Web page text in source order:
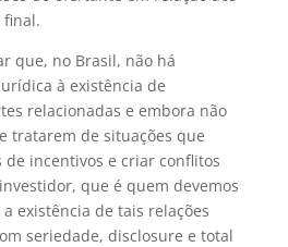
final.
que, no Brasil, não há
à existência de
relacionadas e embora não
tratarem de situações que
de incentivos e criar conflitos
que é quem devemos
existência de tais relações
seriedade, disclosure e total